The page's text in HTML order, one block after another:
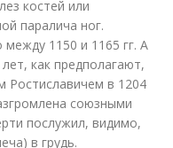
костей или
паралича ног.
1150 и 1165 гг. А
как предполагают,
Ростиславичем в 1204
союзными
послужил, видимо,
в грудь.